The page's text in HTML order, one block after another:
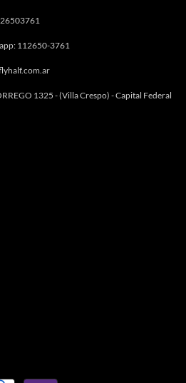
112650-3761
1325 - (Villa Crespo) - Capital Federal